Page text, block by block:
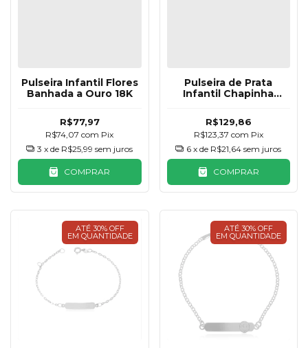
Pulseira Infantil Flores
Banhada a Ouro 18K
R$77,97
R$74,07com Pix
3 x de R$25,99 sem juros
COMPRAR
Pulseira de Prata
Infantil Chapinha
R$129,86
R$123,37 com Pix
6 x de R$21,64 sem juros
COMPRAR
ATÉ 30% OFF
EM QUANTIDADE
ATÉ 30% OFF
EM QUANTIDADE